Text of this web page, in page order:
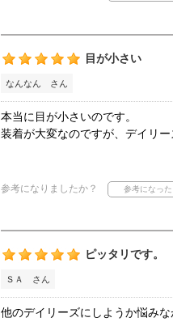
目が小さい
なんなん さん
本当に目が小さいのです。
装着が大変なのですが、デイリー
参考になりましたか？
ピッタリです。
ＳＡ さん
他のデイリーズにしようか悩み